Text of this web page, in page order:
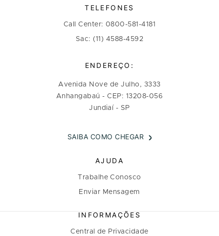
TELEFONES
Call Center: 0800-581-4181
Sac: (11) 4588-4592
ENDEREÇO:
Avenida Nove de Julho, 3333
Anhangabaú - CEP: 13208-056
Jundiaí - SP
SAIBA COMO CHEGAR
AJUDA
Trabalhe Conosco
Enviar Mensagem
INFORMAÇÕES
Central de Privacidade